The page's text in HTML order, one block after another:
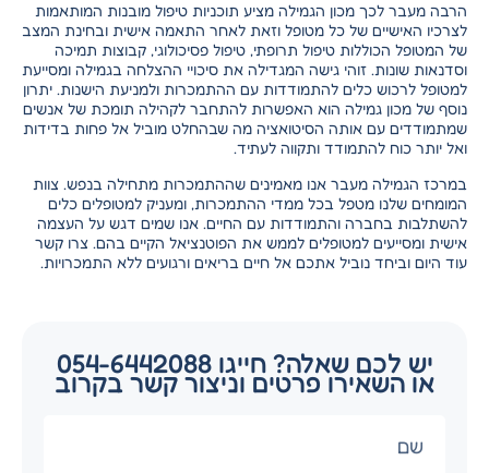
הרבה מעבר לכך מכון הגמילה מציע תוכניות טיפול מובנות המותאמות
לצרכיו האישיים של כל מטופל וזאת לאחר התאמה אישית ובחינת המצב
של המטופל הכוללות טיפול תרופתי, טיפול פסיכולוגי, קבוצות תמיכה
וסדנאות שונות. זוהי גישה המגדילה את סיכויי ההצלחה בגמילה ומסייעת
למטופל לרכוש כלים להתמודדות עם ההתמכרות ולמניעת הישנות. יתרון
נוסף של מכון גמילה הוא האפשרות להתחבר לקהילה תומכת של אנשים
שמתמודדים עם אותה הסיטואציה מה שבהחלט מוביל אל פחות בדידות
ואל יותר כוח להתמודד ותקווה לעתיד.
במרכז הגמילה מעבר אנו מאמינים שההתמכרות מתחילה בנפש. צוות
המומחים שלנו מטפל בכל ממדי ההתמכרות, ומעניק למטופלים כלים
להשתלבות בחברה והתמודדות עם החיים. אנו שמים דגש על העצמה
אישית ומסייעים למטופלים לממש את הפוטנציאל הקיים בהם. צרו קשר
עוד היום וביחד נוביל אתכם אל חיים בריאים ורגועים ללא התמכרויות.
יש לכם שאלה? חייגו 054-6442088
או השאירו פרטים וניצור קשר בקרוב